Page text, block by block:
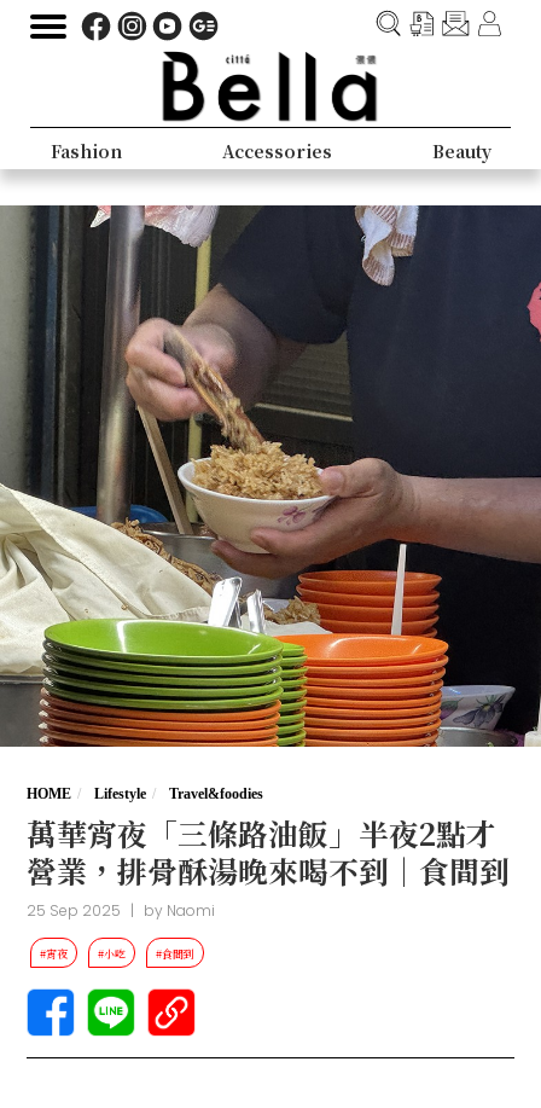
Fashion Accessories Beauty
HOME Lifestyle Travel&foodies
萬華宵夜「三條路油飯」半夜2點才
營業，排骨酥湯晚來喝不到｜食間到
25 Sep 2025 | by Naomi
#宵夜 #小吃 #食間到